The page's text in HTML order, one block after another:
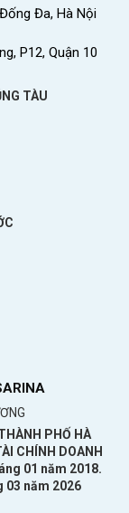
Nhóm bạn
rẻ. Vì cục
cho nhiều
thì giá còn
Loan
thu bất
Và Đài
Đa, Hà Nội
P12, Quận 10
TÀU
PHỐ HÀ
CHÍNH DOANH
01 năm 2018.
03 năm 2026